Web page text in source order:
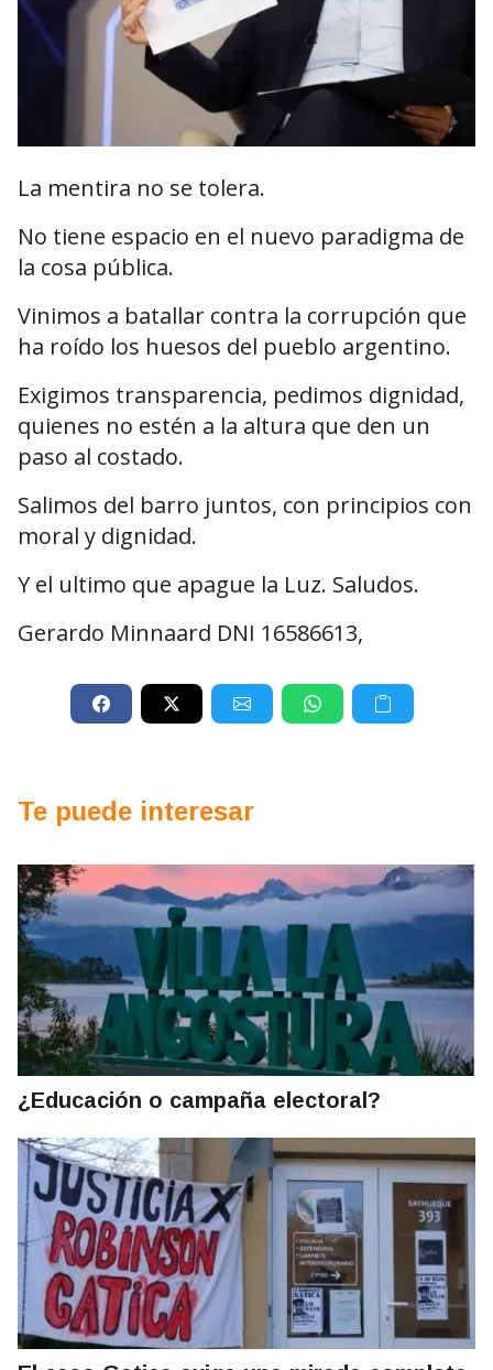
La mentira no se tolera.
No tiene espacio en el nuevo paradigma de
la cosa pública.
Vinimos a batallar contra la corrupción que
ha roído los huesos del pueblo argentino.
Exigimos transparencia, pedimos dignidad,
quienes no estén a la altura que den un
paso al costado.
Salimos del barro juntos, con principios con
moral y dignidad.
Y el ultimo que apague la Luz. Saludos.
Gerardo Minnaard DNI 16586613,
Te puede interesar
¿Educación o campaña electoral?